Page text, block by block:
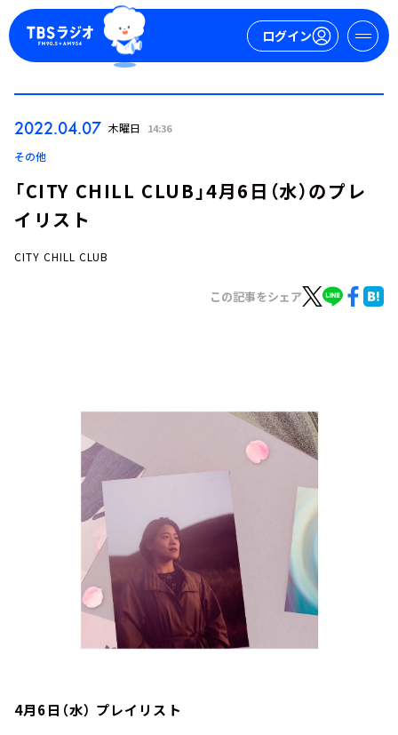
ログイン
お知らせ
YouTube
会社情報
2022.04.07 木曜日 14:36
その他
「CITY CHILL CLUB」4月6日（水）のプレ
イリスト
CITY CHILL CLUB
この記事をシェア
4月6日（水） プレイリスト